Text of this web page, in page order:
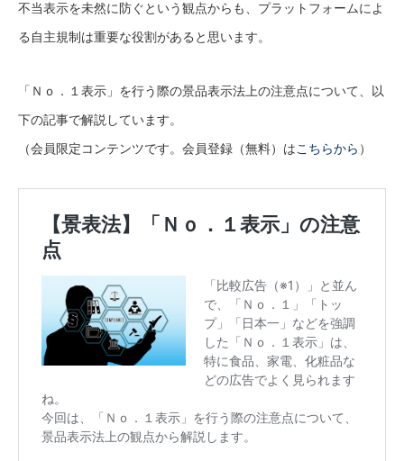
不当表示を未然に防ぐという観点からも、プラットフォームによ
る自主規制は重要な役割があると思います。
「Ｎｏ．１表示」を行う際の景品表示法上の注意点について、以
下の記事で解説しています。
（会員限定コンテンツです。会員登録（無料）はこちらから ）